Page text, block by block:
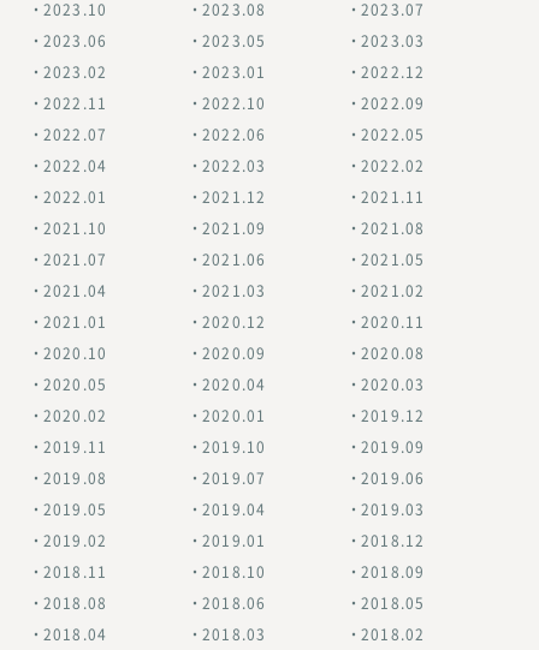
2023.10 2023.08 2023.07
2023.06 2023.05 2023.03
2023.02 2023.01 2022.12
2022.11 2022.10 2022.09
2022.07 2022.06 2022.05
2022.04 2022.03 2022.02
2022.01 2021.12 2021.11
2021.10 2021.09 2021.08
2021.07 2021.06 2021.05
2021.04 2021.03 2021.02
2021.01 2020.12 2020.11
2020.10 2020.09 2020.08
2020.05 2020.04 2020.03
2020.02 2020.01 2019.12
2019.11 2019.10 2019.09
2019.08 2019.07 2019.06
2019.05 2019.04 2019.03
2019.02 2019.01 2018.12
2018.11 2018.10 2018.09
2018.08 2018.06 2018.05
2018.04 2018.03 2018.02